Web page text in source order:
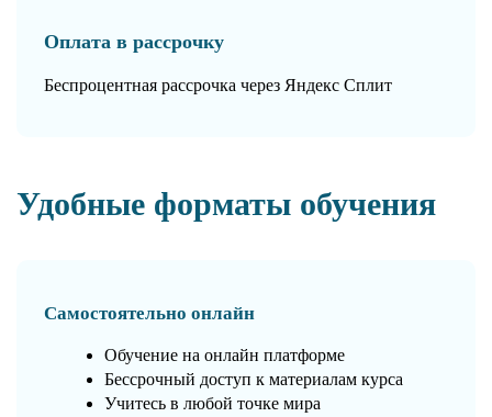
Оплата в рассрочку
Беспроцентная рассрочка через Яндекс Сплит
Удобные форматы обучения
Самостоятельно онлайн
Обучение на онлайн платформе
Бессрочный доступ к материалам курса
Учитесь в любой точке мира